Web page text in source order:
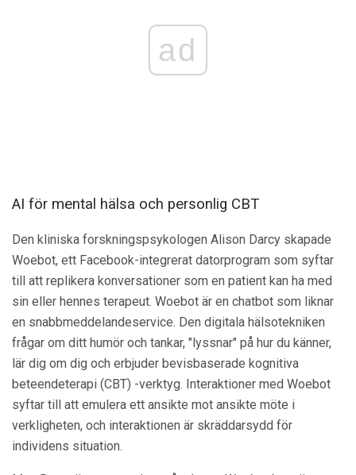
ad
AI för mental hälsa och personlig CBT
Den kliniska forskningspsykologen Alison Darcy skapade
Woebot, ett Facebook-integrerat datorprogram som syftar
till att replikera konversationer som en patient kan ha med
sin eller hennes terapeut. Woebot är en chatbot som liknar
en snabbmeddelandeservice. Den digitala hälsotekniken
frågar om ditt humör och tankar, "lyssnar" på hur du känner,
lär dig om dig och erbjuder bevisbaserade kognitiva
beteendeterapi (CBT) -verktyg. Interaktioner med Woebot
syftar till att emulera ett ansikte mot ansikte möte i
verkligheten, och interaktionen är skräddarsydd för
individens situation.